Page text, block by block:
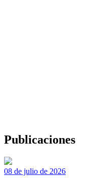
Publicaciones
08 de julio de 2026